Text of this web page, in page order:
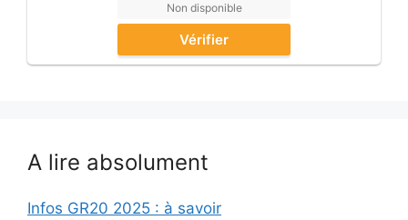
Non disponible
Vérifier
A lire absolument
Infos GR20 2025 : à savoir